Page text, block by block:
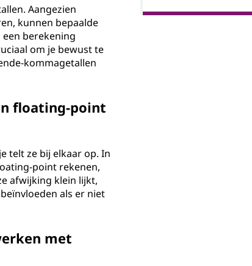
Aangezien
kunnen bepaalde
berekening
om je bewust te
kommagetallen
floating-point
telt ze bij elkaar op. In
point rekenen,
afwijking klein lijkt,
als er niet
met